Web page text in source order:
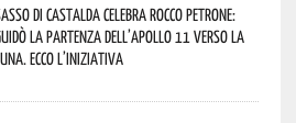
di Castalda celebra Rocco Petrone:
la partenza dell’Apollo 11 verso la
Ecco l’iniziativa